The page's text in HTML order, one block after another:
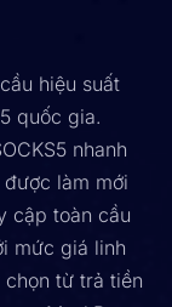
hiệu suất
quốc gia.
nhanh
làm mới
cập toàn cầu
mức giá linh
từ trả tiền